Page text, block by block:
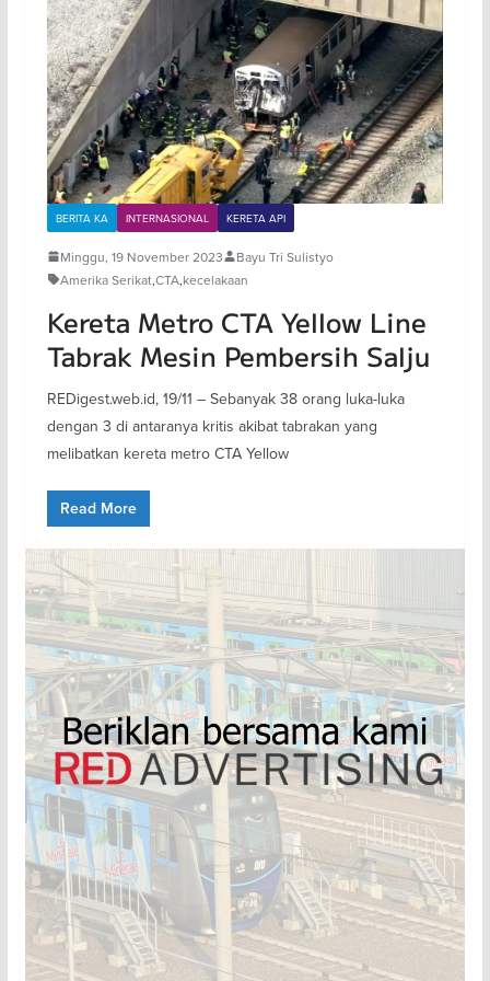
BERITA KA INTERNASIONAL KERETA API
Minggu, 19 November 2023
Bayu Tri Sulistyo
Amerika Serikat,CTA,kecelakaan
Kereta Metro CTA Yellow Line
Tabrak Mesin Pembersih Salju
REDigest.web.id, 19/11 – Sebanyak 38 orang luka-luka
dengan 3 di antaranya kritis akibat tabrakan yang
melibatkan kereta metro CTA Yellow
Read More